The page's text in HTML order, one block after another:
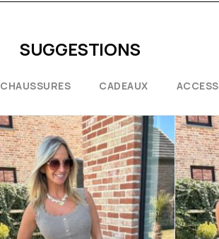
SUGGESTIONS
CHAUSSURES CADEAUX